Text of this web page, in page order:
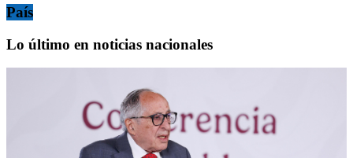
País
Lo último en noticias nacionales